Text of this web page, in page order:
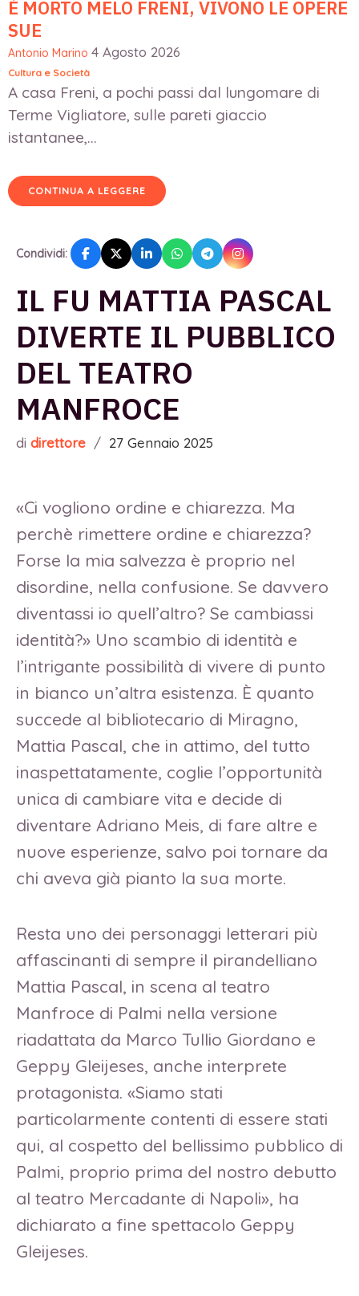
È MORTO MELO FRENI, VIVONO LE OPERE
SUE
Antonio Marino 4 Agosto 2026
Cultura e Società
A casa Freni, a pochi passi dal lungomare di
Terme Vigliatore, sulle pareti giaccio
istantanee,...
CONTINUA A LEGGERE
Condividi:
IL FU MATTIA PASCAL
DIVERTE IL PUBBLICO
DEL TEATRO
MANFROCE
di direttore / 27 Gennaio 2025
«Ci vogliono ordine e chiarezza. Ma
perchè rimettere ordine e chiarezza?
Forse la mia salvezza è proprio nel
disordine, nella confusione. Se davvero
diventassi io quell’altro? Se cambiassi
identità?» Uno scambio di identità e
l’intrigante possibilità di vivere di punto
in bianco un’altra esistenza. È quanto
succede al bibliotecario di Miragno,
Mattia Pascal, che in attimo, del tutto
inaspettatamente, coglie l’opportunità
unica di cambiare vita e decide di
diventare Adriano Meis, di fare altre e
nuove esperienze, salvo poi tornare da
chi aveva già pianto la sua morte.
Resta uno dei personaggi letterari più
affascinanti di sempre il pirandelliano
Mattia Pascal, in scena al teatro
Manfroce di Palmi nella versione
riadattata da Marco Tullio Giordano e
Geppy Gleijeses, anche interprete
protagonista. «Siamo stati
particolarmente contenti di essere stati
qui, al cospetto del bellissimo pubblico di
Palmi, proprio prima del nostro debutto
al teatro Mercadante di Napoli», ha
dichiarato a fine spettacolo Geppy
Gleijeses.